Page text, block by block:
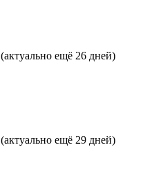
(актуально ещё 26 дней)
(актуально ещё 29 дней)